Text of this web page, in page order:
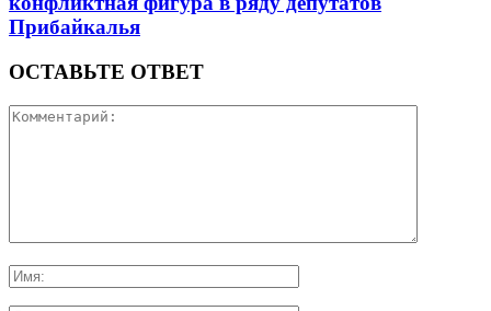
Прибайкалья
ОСТАВЬТЕ ОТВЕТ